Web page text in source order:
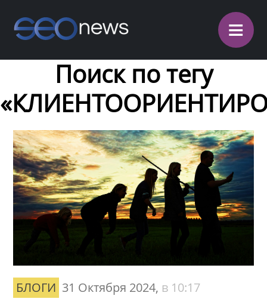
≡
Поиск по тегу
БЛОГИ 31 Октября 2024, в 10:17